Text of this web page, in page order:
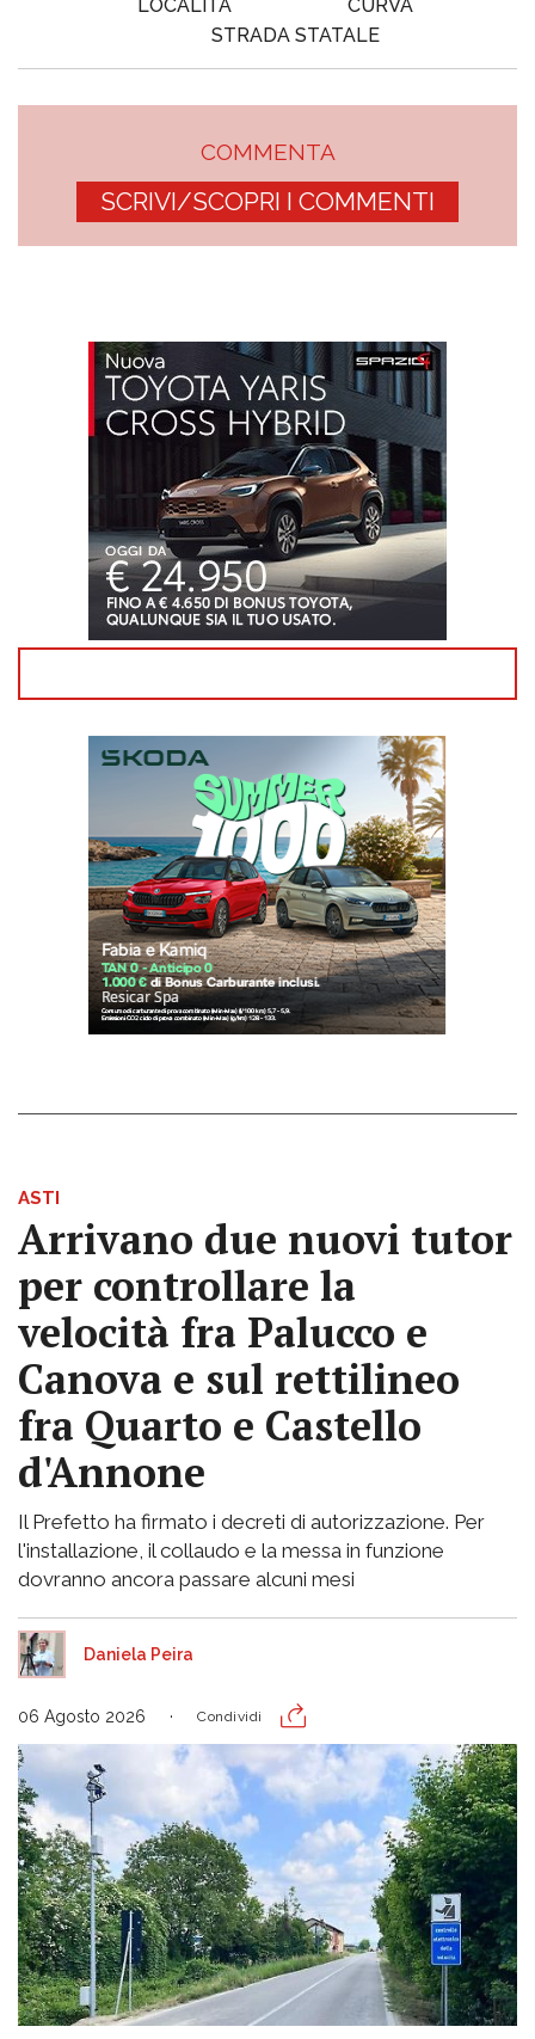
LOCALITÀ
CURVA
STRADA STATALE
COMMENTA
SCRIVI/SCOPRI I COMMENTI
ASTI
Arrivano due nuovi tutor
per controllare la
velocità fra Palucco e
Canova e sul rettilineo
fra Quarto e Castello
d'Annone
Il Prefetto ha firmato i decreti di autorizzazione. Per
l'installazione, il collaudo e la messa in funzione
dovranno ancora passare alcuni mesi
Daniela Peira
06 Agosto 2026 Condividi